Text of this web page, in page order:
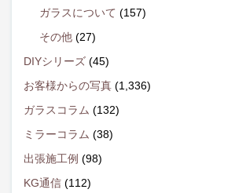
ガラスについて (157)
その他 (27)
DIYシリーズ (45)
お客様からの写真 (1,336)
ガラスコラム (132)
ミラーコラム (38)
出張施工例 (98)
KG通信 (112)